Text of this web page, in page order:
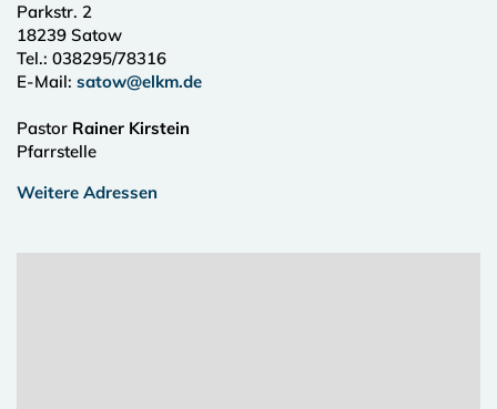
Parkstr. 2
18239 Satow
Tel.: 038295/78316
E-Mail: satow@elkm.de
Pastor Rainer Kirstein
Pfarrstelle
Weitere Adressen